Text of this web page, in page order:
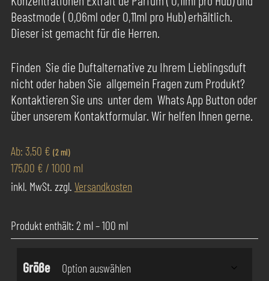
auf
Kundenbewertung
Beastmode ( 0,06ml oder 0,11ml pro Hub) erhältlich.
Dieser ist gemacht für die Herren.
Finden Sie die Duftalternative zu Ihrem Lieblingsduft
nicht oder haben Sie allgemein Fragen zum Produkt?
Kontaktieren Sie uns unter dem Whats App Button oder
über unserem Kontaktformular. Wir helfen Ihnen gerne.
Ab: 3,50 € (2 ml)
175,00 € / 1000 ml
inkl. MwSt. zzgl. Versandkosten
Produkt enthält: 2 ml– 100 ml
Größe